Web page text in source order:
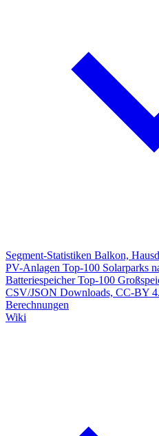
Segment-Statistiken Balkon,
PV-Anlagen Top-100 Solarparks
Batteriespeicher Top-100
CSV/JSON Downloads, CC-BY
Berechnungen
Wiki